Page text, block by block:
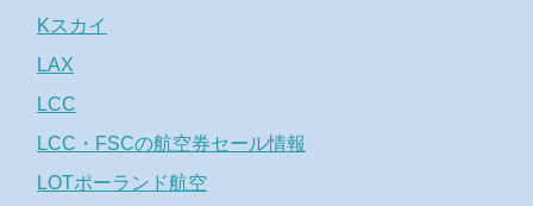
Kスカイ
LAX
LCC
LCC・FSCの航空券セール情報
LOTポーランド航空